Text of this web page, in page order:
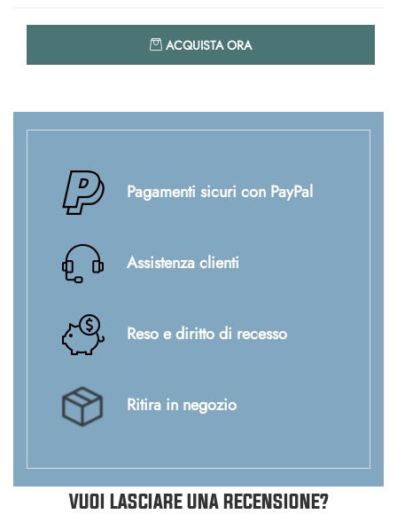
ACQUISTA ORA
Pagamenti sicuri con PayPal
Assistenza clienti
Reso e diritto di recesso
Ritira in negozio
VUOI LASCIARE UNA RECENSIONE?